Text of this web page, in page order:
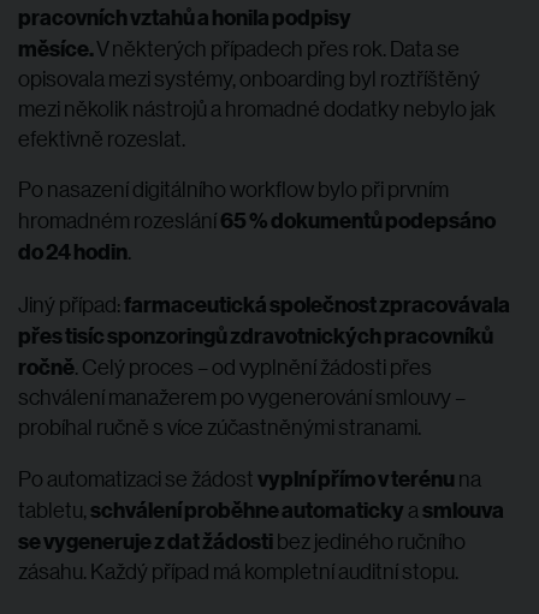
pracovních vztahů a honila podpisy
měsíce.V některých případech přes rok. Data se
opisovala mezi systémy, onboarding byl roztříštěný
mezi několik nástrojů a hromadné dodatky nebylo jak
efektivně rozeslat.
Po nasazení digitálního workflow bylo při prvním
hromadném rozeslání65 % dokumentů podepsáno
do 24 hodin.
Jiný případ:farmaceutická společnost zpracovávala
přes tisíc sponzoringů zdravotnických pracovníků
ročně. Celý proces – od vyplnění žádosti přes
schválení manažerem po vygenerování smlouvy –
probíhal ručně s více zúčastněnými stranami.
Po automatizaci se žádostvyplní přímo v terénu na
tabletu,schválení proběhne automaticky asmlouva
se vygeneruje z dat žádosti bez jediného ručního
zásahu. Každý případ má kompletní auditní stopu.